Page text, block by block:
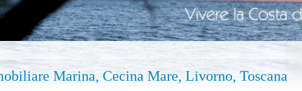
Marina, Cecina Mare, Livorno, Toscana